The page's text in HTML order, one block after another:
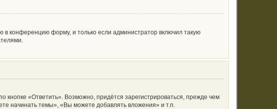
в конференцию форму, и только если администратор включил такую
«Ответить». Возможно, придётся зарегистрироваться, прежде чем
начинать темы», «Вы можете добавлять вложения» и т.п.